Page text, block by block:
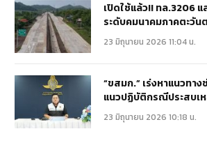
เปิดใช้แล้ว!! ทล.3206 แ
ระดับคมนาคมภาคตะวัน
23 มิถุนายน 2026 11:04 น.
“ขสมก.” เร่งหาแนวทา
แนวปฏิบัติกรณีประสบเ
23 มิถุนายน 2026 10:18 น.